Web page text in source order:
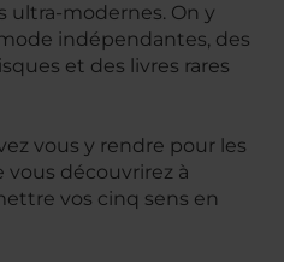
ultra-modernes. On y
indépendantes, des
et des livres rares
vous y rendre pour les
vous découvrirez à
vos cinq sens en